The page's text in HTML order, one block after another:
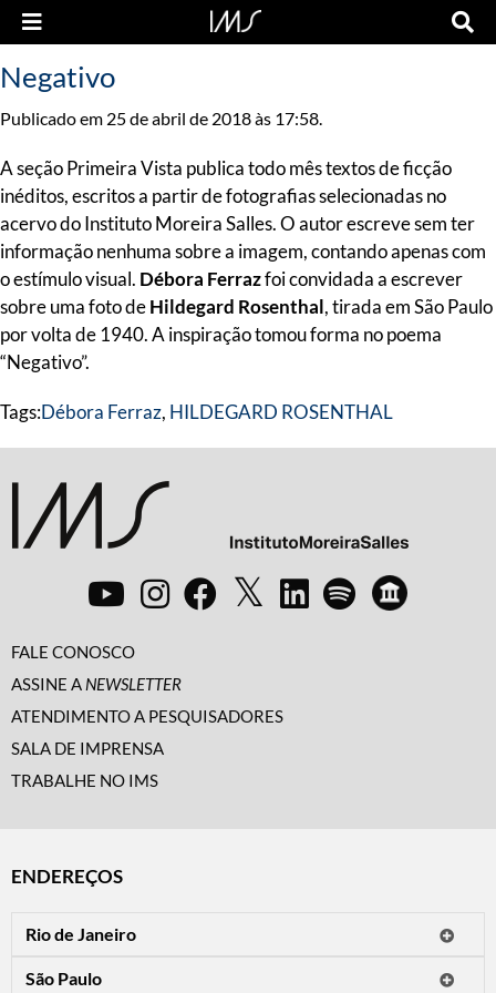
Negativo
Publicado em 25 de abril de 2018 às 17:58.
A seção Primeira Vista publica todo mês textos de ficção
inéditos, escritos a partir de fotografias selecionadas no
acervo do Instituto Moreira Salles. O autor escreve sem ter
informação nenhuma sobre a imagem, contando apenas com
o estímulo visual. Débora Ferrazfoi convidada a escrever
sobre uma foto deHildegard Rosenthal, tirada em São Paulo
por volta de 1940. A inspiração tomou forma no poema
“Negativo”.
Tags:Débora Ferraz, HILDEGARD ROSENTHAL
FALE CONOSCO
ASSINE A NEWSLETTER
ATENDIMENTO A PESQUISADORES
SALA DE IMPRENSA
TRABALHE NO IMS
ENDEREÇOS
Rio de Janeiro
São Paulo